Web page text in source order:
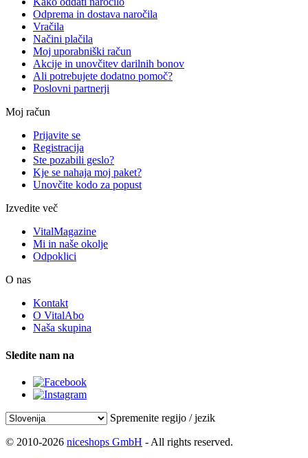
Odprema in dostava naročila
Vračila
Načini plačila
Moj uporabniški račun
Akcije in unovčitev darilnih bonov
Ali potrebujete dodatno pomoč?
Poslovni partnerji
Moj račun
Prijavite se
Registracija
Ste pozabili geslo?
Kje se nahaja moj paket?
Unovčite kodo za popust
Izvedite več
VitalMagazine
Mi in naše okolje
Odpoklici
O nas
Kontakt
O VitalAbo
Naša skupina
Sledite nam na
Spremenite regijo / jezik
© 2010-2026 niceshops GmbH - All rights reserved.